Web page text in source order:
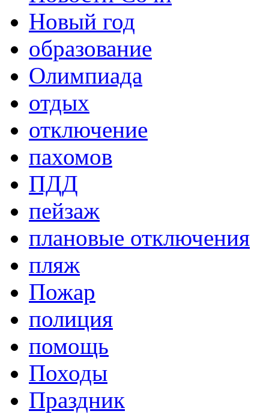
Новый год
образование
Олимпиада
отдых
отключение
пахомов
ПДД
пейзаж
плановые отключения
пляж
Пожар
полиция
помощь
Походы
Праздник